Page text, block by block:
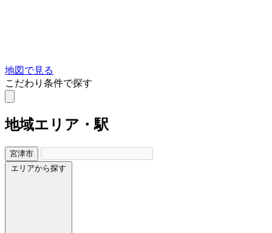
地図で見る
こだわり条件で探す
地域エリア・駅
宮津市
エリアから探す